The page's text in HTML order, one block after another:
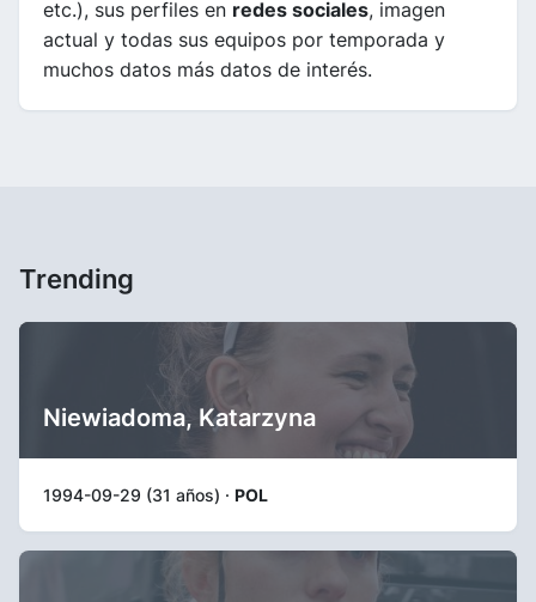
etc.), sus perfiles en redes sociales, imagen
actual y todas sus equipos por temporada y
muchos datos más datos de interés.
Trending
Niewiadoma, Katarzyna
1994-09-29 (31 años) · POL